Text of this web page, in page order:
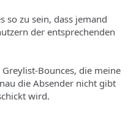
so zu sein, dass jemand
der entsprechenden
Bounces, die meine
die Absender nicht gibt
wird.